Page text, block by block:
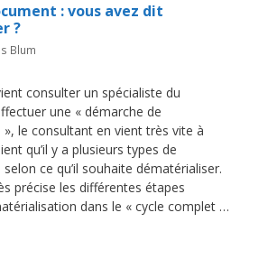
: vous avez dit
?
Blum
consulter un spécialiste du
une « démarche de
le consultant en vient très vite à
qu’il y a plusieurs types de
ce qu’il souhaite dématérialiser.
précise les différentes étapes
dans le « cycle complet …